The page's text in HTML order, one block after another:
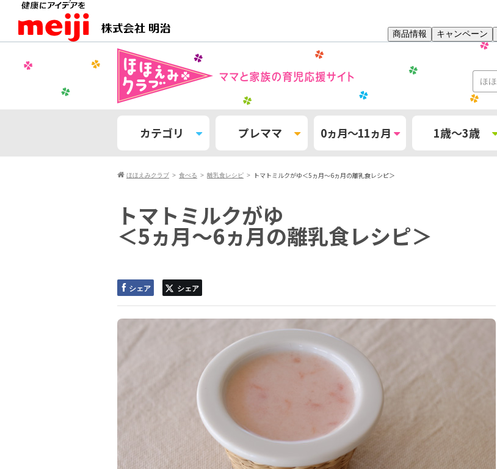
商品情報 キャンペーン
カテゴリ プレママ 0ヵ月～11ヵ月 1歳～3歳
ほほえみクラブ 食べる 離乳食レシピ トマトミルクがゆ＜5ヵ月〜6ヵ月の離乳食レシピ＞
トマトミルクがゆ
＜5ヵ月〜6ヵ月の離乳食レシピ＞
シェア シェア